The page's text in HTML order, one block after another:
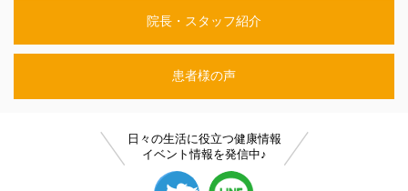
院長・スタッフ紹介
患者様の声
日々の生活に役立つ健康情報
イベント情報を発信中♪